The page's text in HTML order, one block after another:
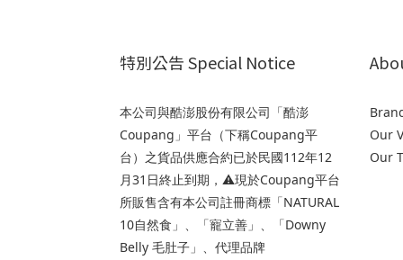
特別公告 Special Notice
本公司與酷澎股份有限公司「酷澎
Coupang」平台（下稱Coupang平
台）之貨品供應合約已於民國112年12
月31日終止到期，⚠️現於Coupang平台
所販售含有本公司註冊商標「NATURAL
10自然食」、「寵立善」、「Downy
Belly 毛肚子」、代理品牌
Our
Our